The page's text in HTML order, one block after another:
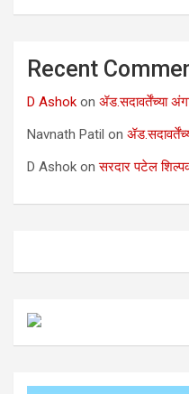
Recent
D Ashok on ॲड.सदावर्तेंच्या
Navnath Patil on
D Ashok onसरदार पटेल